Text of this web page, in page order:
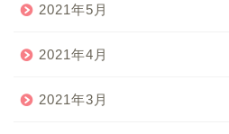
2021年5月
2021年4月
2021年3月